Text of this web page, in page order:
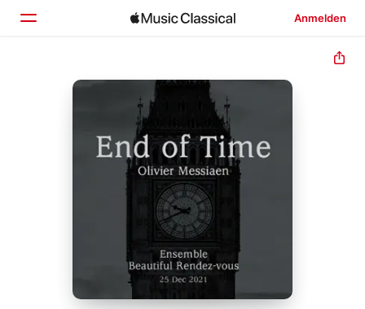
Anmelden
Startseite